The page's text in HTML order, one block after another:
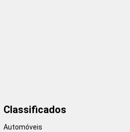
Classificados
Automóveis